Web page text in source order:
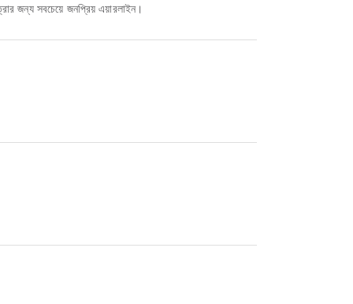
জন্য সবচেয়ে জনপ্রিয় এয়ারলাইন।